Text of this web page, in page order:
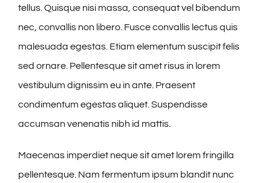
tellus. Quisque nisi massa, consequat vel bibendum
nec, convallis non libero. Fusce convallis lectus quis
malesuada egestas. Etiam elementum suscipit felis
sed ornare. Pellentesque sit amet risus in lorem
vestibulum dignissim eu in ante. Praesent
condimentum egestas aliquet. Suspendisse
accumsan venenatis nibh id mattis.
Maecenas imperdiet neque sit amet lorem fringilla
pellentesque. Nam fermentum ipsum blandit nunc